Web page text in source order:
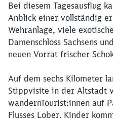
Bei diesem Tagesausflug
Anblick einer vollständig
Wehranlage, viele
Damenschloss Sachsens
neuen Vorrat frischer
Auf dem sechs Kilometer
Stippvisite in der Altstadt
wandernTourist:innen auf
Flusses Lober. Kinder